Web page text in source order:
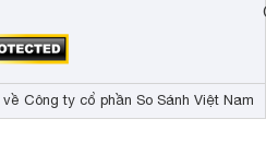
Công ty cổ phần So Sánh Việt Nam